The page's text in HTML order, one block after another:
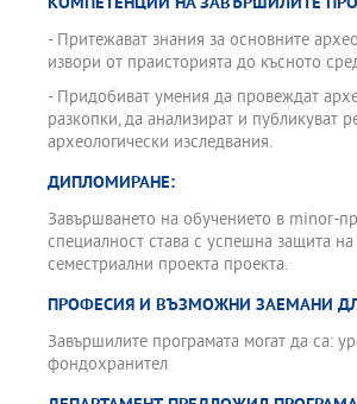
- Притежават знания за основните
извори от праисторията до късното
- Придобиват умения да провеждат
разкопки, да анализират и публикуват
археологически изследвания.
ДИПЛОМИРАНЕ:
Завършването на обучението в minor-
специалност става с успешна защита на
семестриални проекта проекта.
ПРОФЕСИЯ И ВЪЗМОЖНИ ЗАЕМАНИ
Завършилите програмата могат да са:
фондохранител